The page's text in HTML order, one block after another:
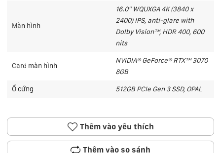
Màn hình
16.0" WQUXGA 4K (3840 x
2400) IPS, anti-glare with
Dolby Vision™, HDR 400, 600
nits
Card màn hình
NVIDIA® GeForce® RTX™ 3070
8GB
Ổ cứng 512GB PCIe Gen 3 SSD, OPAL
Thêm vào yêu thích
Thêm vào so sánh